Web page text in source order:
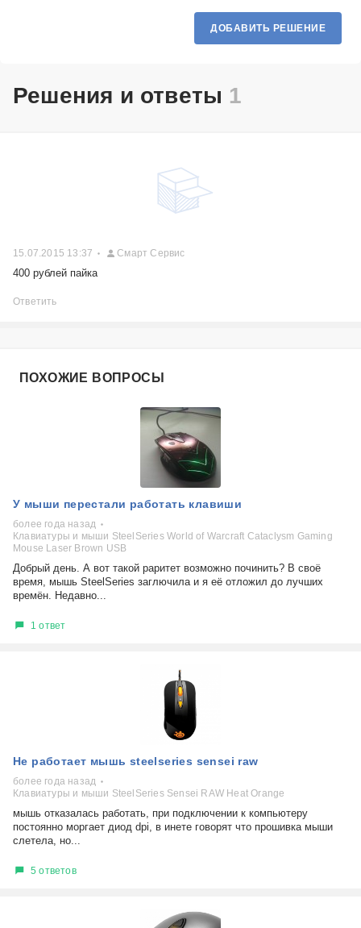
ДОБАВИТЬ РЕШЕНИЕ
Решения и ответы 1
15.07.2015 13:37 Смарт Сервис
400 рублей пайка
Ответить
ПОХОЖИЕ ВОПРОСЫ
У мыши перестали работать клавиши
более года назад
Клавиатуры и мыши SteelSeries World of Warcraft Cataclysm Gaming
Mouse Laser Brown USB
Добрый день. А вот такой раритет возможно починить? В своё
время, мышь SteelSeries заглючила и я её отложил до лучших
времён. Недавно...
1 ответ
Не работает мышь steelseries sensei raw
более года назад
Клавиатуры и мыши SteelSeries Sensei RAW Heat Orange
мышь отказалась работать, при подключении к компьютеру
постоянно моргает диод dpi, в инете говорят что прошивка мыши
слетела, но...
5 ответов